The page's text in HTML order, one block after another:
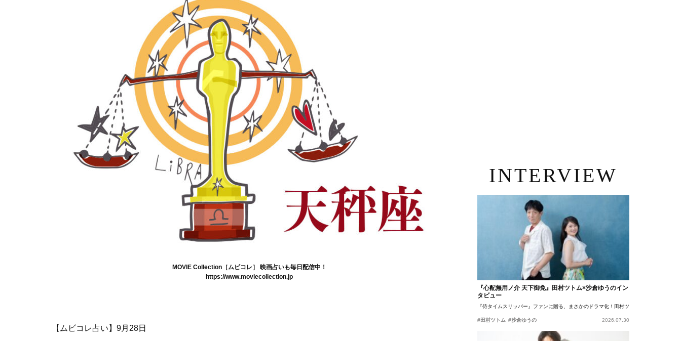
MOVIE Collection［ムビコレ］ 映画占いも毎日配信中！
https://www.moviecollection.jp
【ムビコレ占い】9月28日
INTERVIEW
『心配無用ノ介 天下御免』田村ツトム×沙倉ゆうのイン
タビュー
『侍タイムスリッパー』ファンに贈る、まさかのドラマ化！田村ツトム×沙倉ゆうのが語
#田村ツトム #沙倉ゆうの 2026.07.30